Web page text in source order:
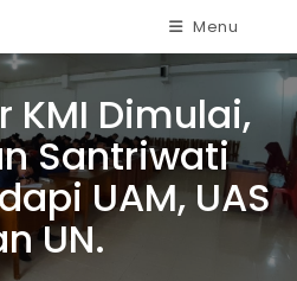
Menu
KMI Dimulai,
Santriwati
UAM, UAS
UN.